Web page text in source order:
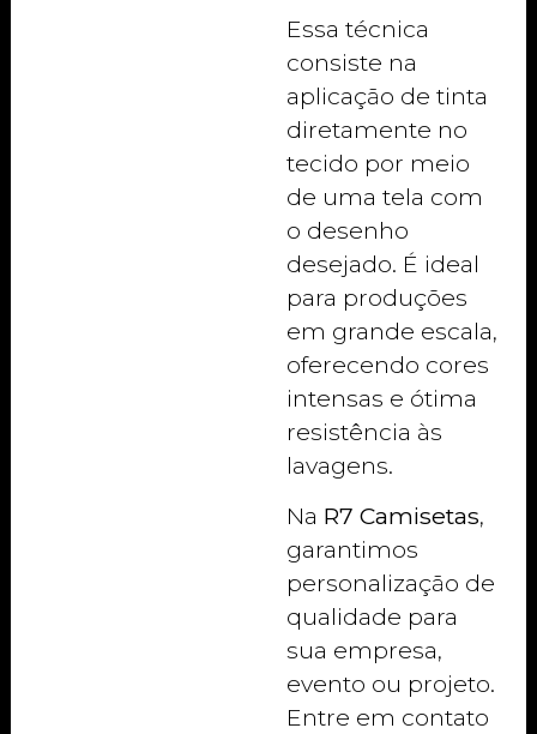
Essa técnica
consiste na
aplicação de tinta
diretamente no
tecido por meio
de uma tela com
o desenho
desejado. É ideal
para produções
em grande escala,
oferecendo cores
intensas e ótima
resistência às
lavagens.
Na R7 Camisetas,
garantimos
personalização de
qualidade para
sua empresa,
evento ou projeto.
Entre em contato